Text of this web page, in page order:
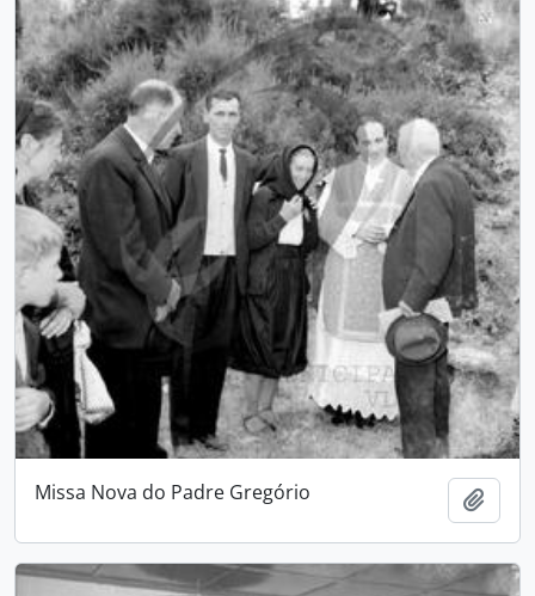
Missa Nova do Padre Gregório